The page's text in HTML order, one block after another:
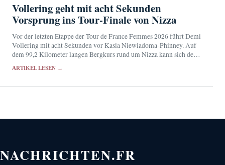
Vollering geht mit acht Sekunden
Vorsprung ins Tour-Finale von Nizza
Vor der letzten Etappe der Tour de France Femmes 2026 führt Demi
Vollering mit acht Sekunden vor Kasia Niewiadoma-Phinney. Auf
dem 99,2 Kilometer langen Bergkurs rund um Nizza kann sich der
ARTIKEL LESEN →
NACHRICHTEN.FR